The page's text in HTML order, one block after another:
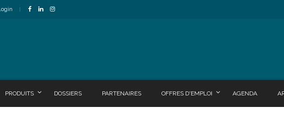
PRODUITS DOSSIERS PARTENAIRES OFFRES D'EMPLOI AGENDA